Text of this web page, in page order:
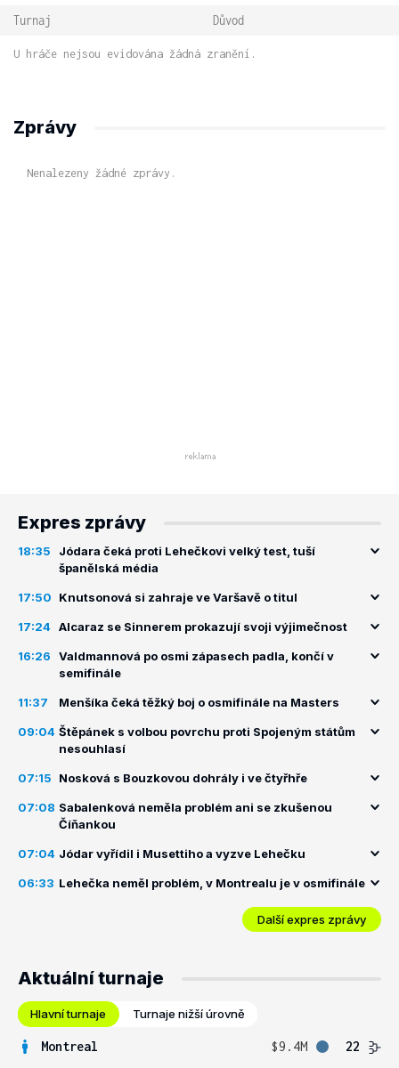
Turnaj Důvod
U hráče nejsou evidována žádná zranění.
Zprávy
Nenalezeny žádné zprávy.
Expres zprávy
18:35
Jódara čeká proti Lehečkovi velký test, tuší
španělská média
17:50 Knutsonová si zahraje ve Varšavě o titul
17:24 Alcaraz se Sinnerem prokazují svoji výjimečnost
16:26
Valdmannová po osmi zápasech padla, končí v
semifinále
11:37 Menšíka čeká těžký boj o osmifinále na Masters
09:04 Štěpánek s volbou povrchu proti Spojeným státům
nesouhlasí
07:15 Nosková s Bouzkovou dohrály i ve čtyřhře
07:08 Sabalenková neměla problém ani se zkušenou
Číňankou
07:04 Jódar vyřídil i Musettiho a vyzve Lehečku
06:33 Lehečka neměl problém, v Montrealu je v osmifinále
Další expres zprávy
Aktuální turnaje
Hlavní turnaje Turnaje nižší úrovně
Montreal $9.4M
22